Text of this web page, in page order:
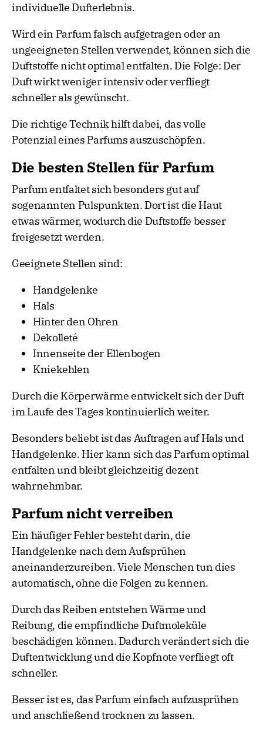
individuelle Dufterlebnis.
Wird ein Parfum falsch aufgetragen oder an
ungeeigneten Stellen verwendet, können sich die
Duftstoffe nicht optimal entfalten. Die Folge: Der
Duft wirkt weniger intensiv oder verfliegt
schneller als gewünscht.
Die richtige Technik hilft dabei, das volle
Potenzial eines Parfums auszuschöpfen.
Die besten Stellen für Parfum
Parfum entfaltet sich besonders gut auf
sogenannten Pulspunkten. Dort ist die Haut
etwas wärmer, wodurch die Duftstoffe besser
freigesetzt werden.
Geeignete Stellen sind:
Handgelenke
Hals
Hinter den Ohren
Dekolleté
Innenseite der Ellenbogen
Kniekehlen
Durch die Körperwärme entwickelt sich der Duft
im Laufe des Tages kontinuierlich weiter.
Besonders beliebt ist das Auftragen auf Hals und
Handgelenke. Hier kann sich das Parfum optimal
entfalten und bleibt gleichzeitig dezent
wahrnehmbar.
Parfum nicht verreiben
Ein häufiger Fehler besteht darin, die
Handgelenke nach dem Aufsprühen
aneinanderzureiben. Viele Menschen tun dies
automatisch, ohne die Folgen zu kennen.
Durch das Reiben entstehen Wärme und
Reibung, die empfindliche Duftmoleküle
beschädigen können. Dadurch verändert sich die
Duftentwicklung und die Kopfnote verfliegt oft
schneller.
Besser ist es, das Parfum einfach aufzusprühen
und anschließend trocknen zu lassen.